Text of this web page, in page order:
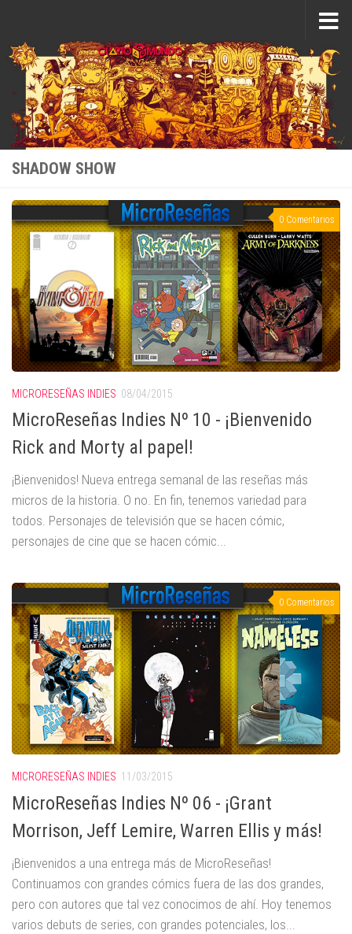
SHADOW SHOW
0 Comentarios
MICRORESEÑAS INDIES 08/04/2015
MicroReseñas Indies Nº 10 - ¡Bienvenido
Rick and Morty al papel!
¡Bienvenidos! Nueva entrega semanal de las reseñas más
micros de la historia. O no. En fin, tenemos variedad para
todos. Personajes de televisión que se hacen cómic,
personajes de cine que se hacen cómic...
0 Comentarios
MICRORESEÑAS INDIES 11/03/2015
MicroReseñas Indies Nº 06 - ¡Grant
Morrison, Jeff Lemire, Warren Ellis y más!
¡Bienvenidos a una entrega más de MicroReseñas!
Continuamos con grandes cómics fuera de las dos grandes,
pero con autores que tal vez conocimos de ahí. Hoy tenemos
varios debuts de series, con grandes potenciales, los...